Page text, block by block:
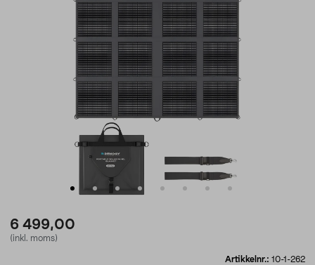
6 499,00
(inkl. moms)
Artikkelnr.: 10-1-262